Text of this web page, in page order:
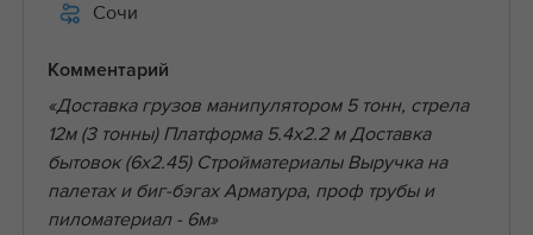
Сочи
Комментарий
«Доставка грузов манипулятором 5 тонн, стрела
12м (3 тонны) Платформа 5.4х2.2 м Доставка
бытовок (6х2.45) Стройматериалы Выручка на
палетах и биг-бэгах Арматура, проф трубы и
пиломатериал - 6м»